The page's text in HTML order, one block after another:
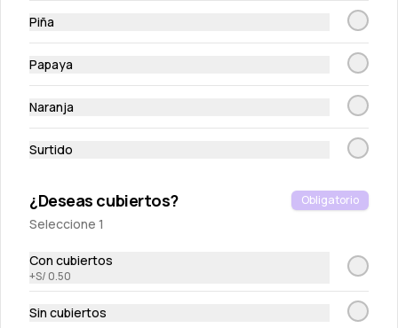
Tostaditas crocantes de masa wantan
Piña
Papaya
Naranja
Surtido
¿Deseas cubiertos? Obligatorio
Seleccione 1
Con cubiertos
+S/ 0.50
Sin cubiertos